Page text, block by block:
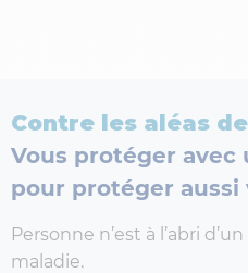
Contre les aléas
Vous protéger avec
pour protéger aussi
Personne n’est à l’abri
maladie.